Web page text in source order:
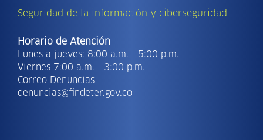
Seguridad de la información y ciberseguridad
Horario de Atención
Lunes a jueves: 8:00 a.m. - 5:00 p.m.
Viernes 7:00 a.m. - 3:00 p.m.
Correo Denuncias
denuncias@findeter.gov.co